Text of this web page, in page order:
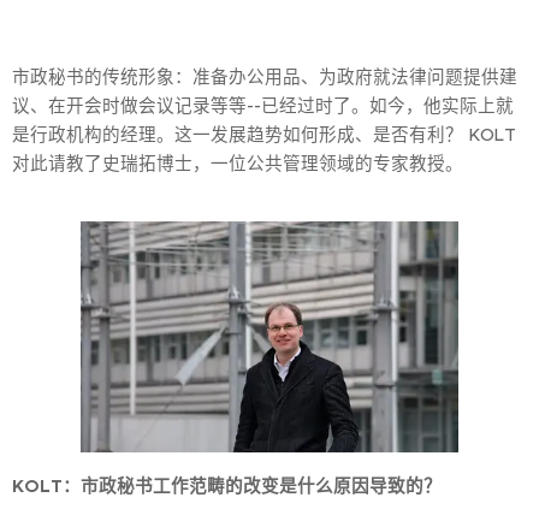
市政秘书的传统形象：准备办公用品、为政府就法律问题提供建
议、在开会时做会议记录等等--已经过时了。如今，他实际上就
是行政机构的经理。这一发展趋势如何形成、是否有利？ KOLT
对此请教了史瑞拓博士，一位公共管理领域的专家教授。
KOLT：市政秘书工作范畴的改变是什么原因导致的？